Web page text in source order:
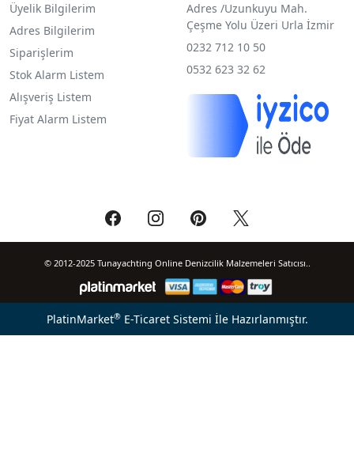
Üyelik Bilgilerim
Adres Bilgilerim
Siparişlerim
Stok Alarm Listem
Alışveriş Listem
Fiyat Alarm Listem
Adres /Uzunkuyu Mah.
Çeşme Yolu Üzeri Urla İzmir
0232 712 10 50
0532 623 32 62
© 2012-2025 Tunayachting Online Denizcilik Malzemeleri Satıcısı..
PlatinMarket®E-Ticaret Sistemi İle Hazırlanmıştır.